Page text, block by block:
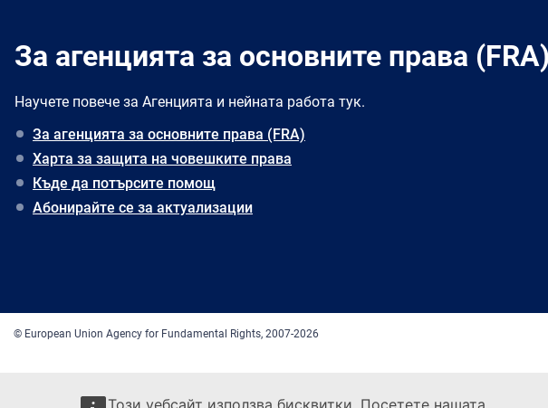
Този уебсайт използва бисквитки. Посетете нашата
За агенцията за основните права (FRA)
Научете повече за Агенцията и нейната работа тук.
За агенцията за основните права (FRA)
Харта за защита на човешките права
Къде да потърсите помощ
Абонирайте се за актуализации
© European Union Agency for Fundamental Rights, 2007-2026